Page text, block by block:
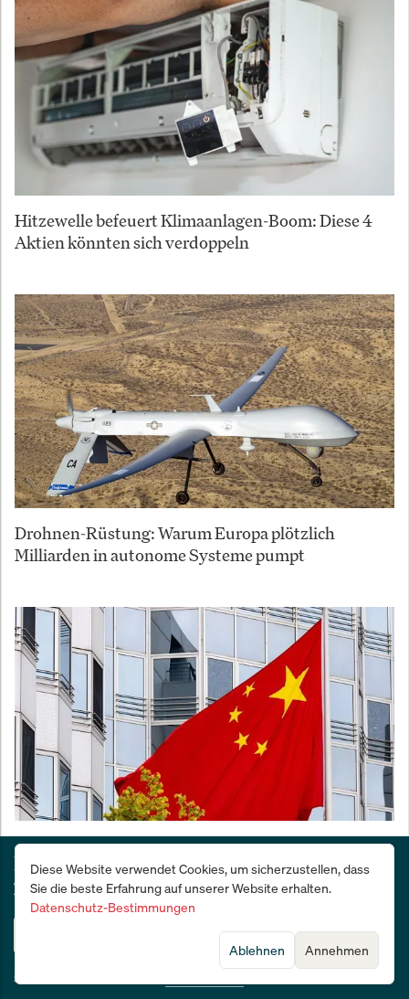
Deutschlands Wirtschafts- und Finanzzeitung:
28 Tage kostenlos testen
Sie sind bereits Abonnent?
Hitzewelle befeuert Klimaanlagen-Boom: Diese 4
Aktien könnten sich verdoppeln
Drohnen-Rüstung: Warum Europa plötzlich
Milliarden in autonome Systeme pumpt
China wächst nur noch 4,7% – unter Zielmarke und
Erwartungen
Diese Website verwendet Cookies, um sicherzustellen, dass
Sie die beste Erfahrung auf unserer Website erhalten.
Datenschutz-Bestimmungen
Annehmen
Ablehnen